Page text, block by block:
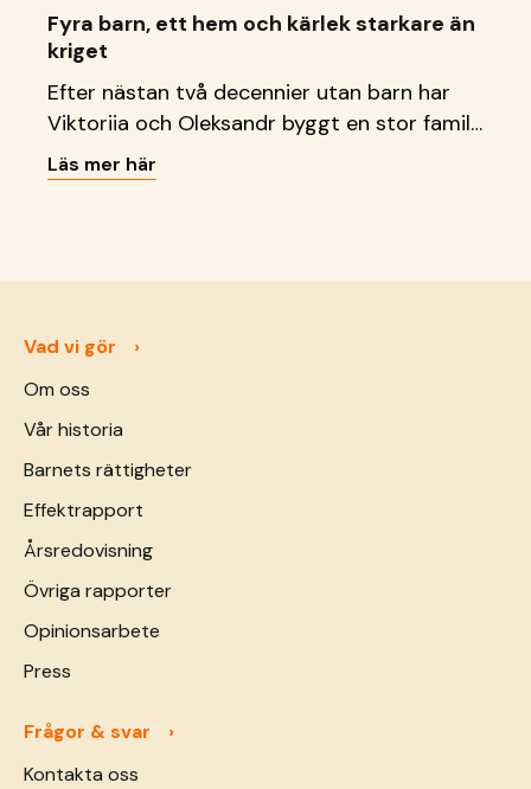
Fyra barn, ett hem och kärlek starkare än
kriget
Efter nästan två decennier utan barn har
Viktoriia och Oleksandr byggt en stor familj
genom adoption och familjehemsplacering.
Trots krigets svåra villkor tar de nu hand
Läs mer här
Vad vi gör
Om oss
Vår historia
Barnets rättigheter
Effektrapport
Årsredovisning
Övriga rapporter
Opinionsarbete
Press
Frågor & svar
Kontakta oss